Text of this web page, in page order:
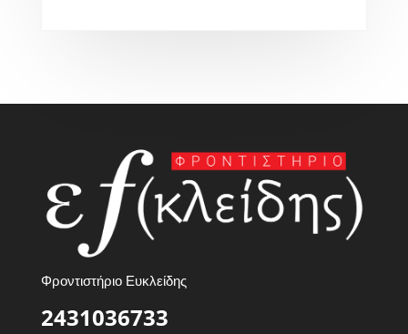
Φροντιστήριο Ευκλείδης
2431036733